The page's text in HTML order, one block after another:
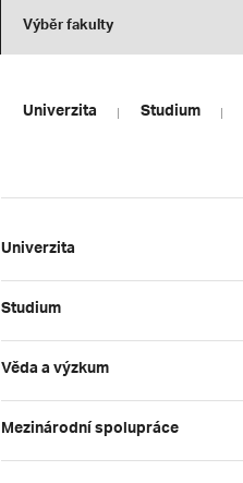
Výběr fakulty
Univerzita Studium
Univerzita
Studium
Věda a výzkum
Mezinárodní spolupráce